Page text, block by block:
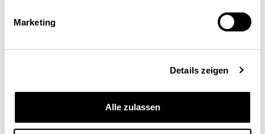
Marketing
Details zeigen
Alle zulassen